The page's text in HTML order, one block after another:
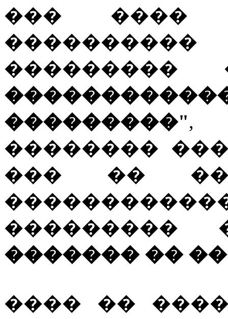
��� ����
����������
���������",
��������
��� ��
������� ��
���� ��